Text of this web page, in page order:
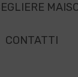
CONTATTI